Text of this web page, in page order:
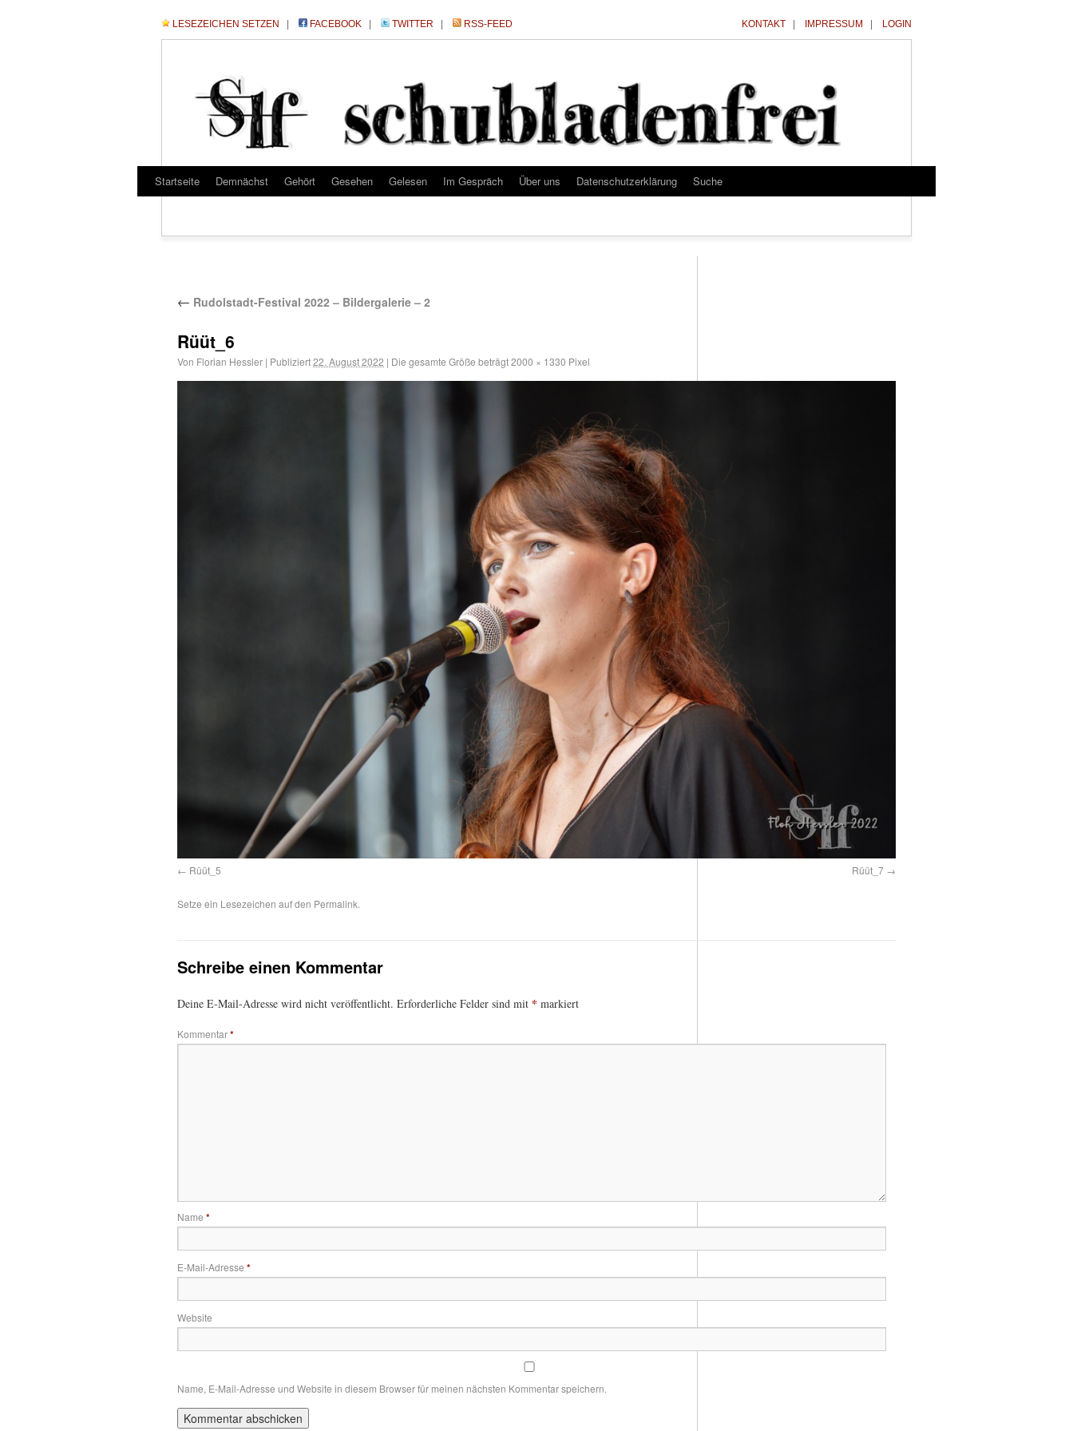
LESEZEICHEN SETZEN FACEBOOK TWITTER RSS-FEED KONTAKT IMPRESSUM LOGIN
Startseite Demnächst Gehört Gesehen Gelesen Im Gespräch Über uns Datenschutzerklärung Suche
← Rudolstadt-Festival 2022 – Bildergalerie – 2
Rüüt_6
Von Florian Hessler | Publiziert22. August 2022 | Die gesamte Größe beträgt2000 × 1330 Pixel
Rüüt_5 Rüüt_7
Setze ein Lesezeichen auf den Permalink.
Schreibe einen Kommentar
Deine E-Mail-Adresse wird nicht veröffentlicht. Erforderliche Felder sind mit * markiert
Kommentar*
Name *
E-Mail-Adresse *
Website
Name, E-Mail-Adresse und Website in diesem Browser für meinen nächsten Kommentar speichern.